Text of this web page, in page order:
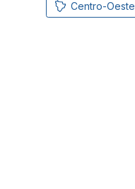
Centro-Oeste